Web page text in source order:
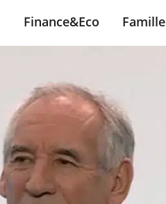
Finance&Eco Famille